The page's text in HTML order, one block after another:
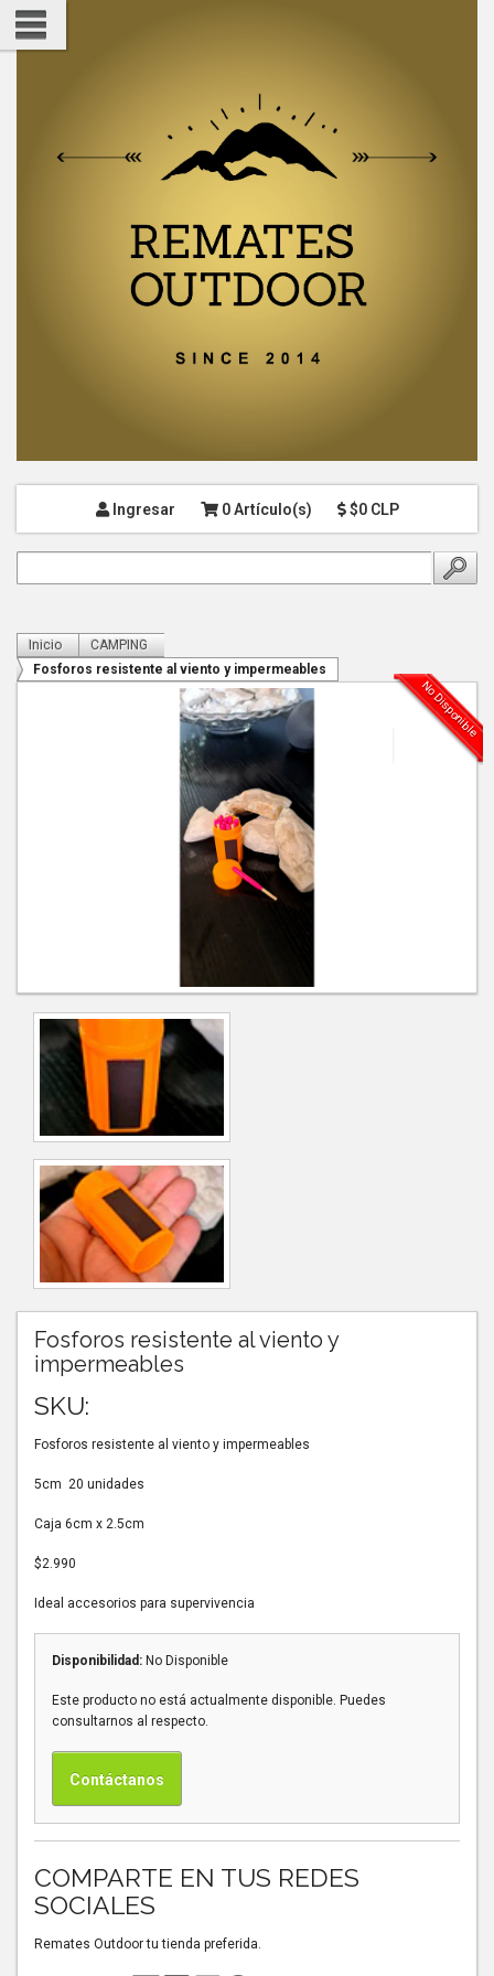
Ingresar 0 Artículo(s) $0 CLP
Inicio
CAMPING
Fosforos resistente al viento y impermeables
No Disponible
Fosforos resistente al viento y
impermeables
SKU:
Fosforos resistente al viento y impermeables
5cm 20 unidades
Caja 6cm x 2.5cm
$2.990
Ideal accesorios para supervivencia
Disponibilidad: No Disponible
Este producto no está actualmente disponible. Puedes
consultarnos al respecto.
Contáctanos
COMPARTE EN TUS REDES
SOCIALES
Remates Outdoor tu tienda preferida.